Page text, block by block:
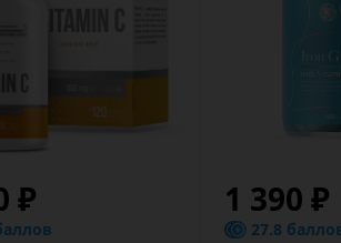
₽ 1 390 ₽
27.8